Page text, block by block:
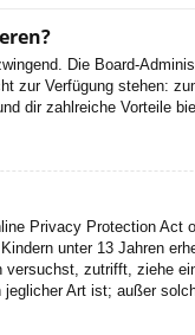
Die Board-
zur Verfügung stehen:
dir zahlreiche Vorteile
Privacy Protection
unter 13 Jahren
zutrifft, ziehe
Art ist; außer